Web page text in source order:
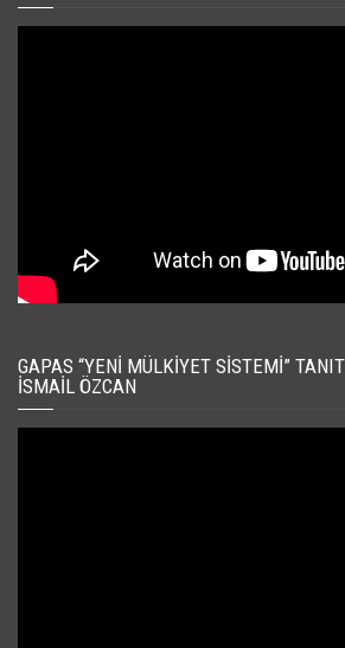
GAPAS “YENI MÜLKIYET SISTEMI”
İSMAIL ÖZCAN